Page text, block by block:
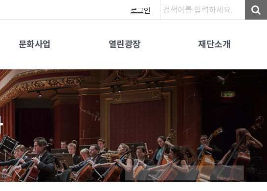
문화사업 열린광장 재단소개
로그인